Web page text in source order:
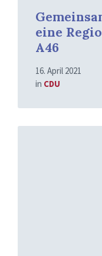
eine
A46
16. April 2021
in CDU
Mehr